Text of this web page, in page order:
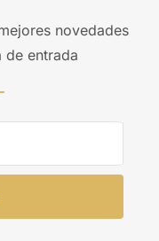
novedades
de entrada